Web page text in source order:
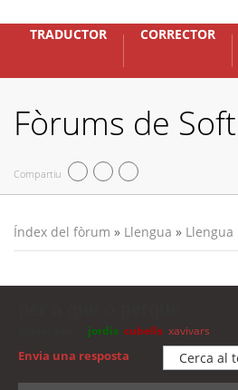
TRADUCTOR CORRECTOR
Fòrums de
Compartiu
Índex del fòrum » Llengua »
jordis cubells xavivars
Envia una resposta